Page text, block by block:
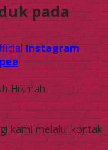
pada
Instagram
Hikmah
kami melalui kontak